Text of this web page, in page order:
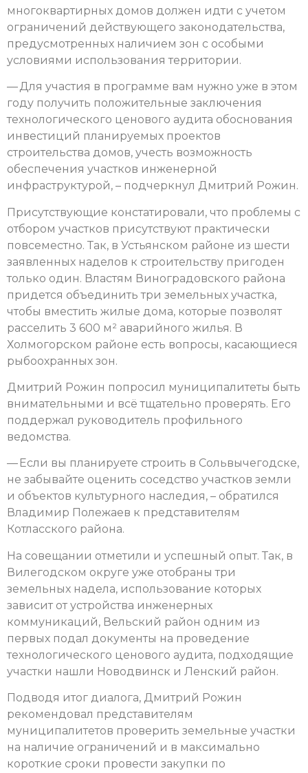
многоквартирных домов должен идти с учетом
ограничений действующего законодательства,
предусмотренных наличием зон с особыми
условиями использования территории.
— Для участия в программе вам нужно уже в этом
году получить положительные заключения
технологического ценового аудита обоснования
инвестиций планируемых проектов
строительства домов, учесть возможность
обеспечения участков инженерной
инфраструктурой, – подчеркнул Дмитрий Рожин.
Присутствующие констатировали, что проблемы с
отбором участков присутствуют практически
повсеместно. Так, в Устьянском районе из шести
заявленных наделов к строительству пригоден
только один. Властям Виноградовского района
придется объединить три земельных участка,
чтобы вместить жилые дома, которые позволят
расселить 3 600 м² аварийного жилья. В
Холмогорском районе есть вопросы, касающиеся
рыбоохранных зон.
Дмитрий Рожин попросил муниципалитеты быть
внимательными и всё тщательно проверять. Его
поддержал руководитель профильного
ведомства.
— Если вы планируете строить в Сольвычегодске,
не забывайте оценить соседство участков земли
и объектов культурного наследия, – обратился
Владимир Полежаев к представителям
Котласского района.
На совещании отметили и успешный опыт. Так, в
Вилегодском округе уже отобраны три
земельных надела, использование которых
зависит от устройства инженерных
коммуникаций, Вельский район одним из
первых подал документы на проведение
технологического ценового аудита, подходящие
участки нашли Новодвинск и Ленский район.
Подводя итог диалога, Дмитрий Рожин
рекомендовал представителям
муниципалитетов проверить земельные участки
на наличие ограничений и в максимально
короткие сроки провести закупки по